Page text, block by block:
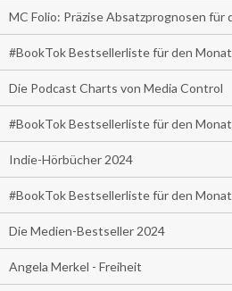
MC Folio: Präzise Absatzprognosen für
#BookTok Bestsellerliste für den
Die Podcast Charts von Media Control
#BookTok Bestsellerliste für den
Indie-Hörbücher 2024
#BookTok Bestsellerliste für den
Die Medien-Bestseller 2024
Angela Merkel - Freiheit